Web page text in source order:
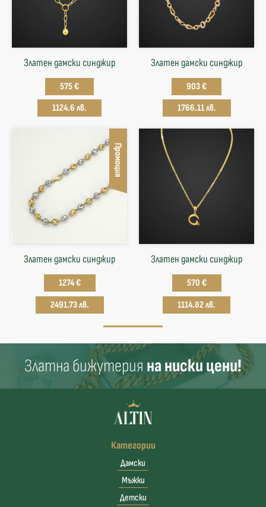
Златен дамски синджир
575 €
1124.6 лв.
Златен дамски синджир
903 €
1766.11 лв.
Промоция
Златен дамски синджир
1274 €
2491.73 лв.
Златен дамски синджир
570 €
1114.82 лв.
Златна бижутерия на ниски цени!
Категории
Дамски
Мъжки
Детски